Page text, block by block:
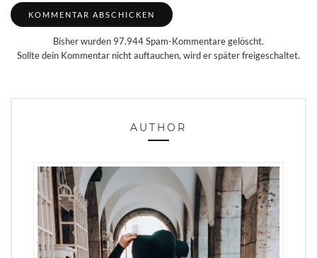
Bisher wurden 97.944 Spam-Kommentare gelöscht.
Sollte dein Kommentar nicht auftauchen, wird er später freigeschaltet.
AUTHOR